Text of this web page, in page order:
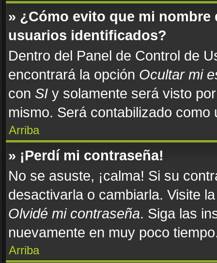
» ¿Cómo evito que mi
usuarios identificados?
Dentro del Panel de Control de
encontrará la opción Ocultar mi
con SI y solamente será visto
mismo. Será contabilizado como
Arriba
» ¡Perdí mi contraseña!
No se asuste, ¡calma! Si su
desactivarla o cambiarla. Visite
Olvidé mi contraseña. Siga las
nuevamente en muy poco
Arriba